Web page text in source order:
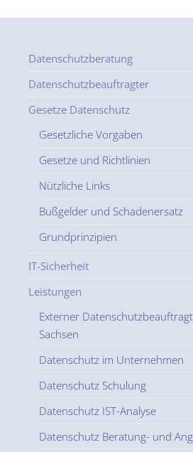
Datenschutzberatung
Datenschutzbeauftragter
Gesetze Datenschutz
Gesetzliche Vorgaben
Gesetze und Richtlinien
Nützliche Links
Bußgelder und Schadenersatz
Grundprinzipien
IT-Sicherheit
Leistungen
Externer
Sachsen
Datenschutz im Unternehmen
Datenschutz Schulung
Datenschutz IST-Analyse
Datenschutz Beratung- und